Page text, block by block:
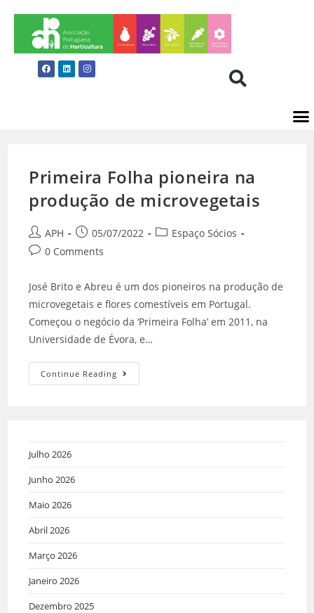
Primeira Folha pioneira na
produção de microvegetais
APH 05/07/2022
Espaço Sócios
0 Comments
José Brito e Abreu é um dos pioneiros na produção de
microvegetais e flores comestíveis em Portugal.
Começou o negócio da ‘Primeira Folha’ em 2011, na
Universidade de Évora, e…
Continue Reading
Julho 2026
Junho 2026
Maio 2026
Abril 2026
Março 2026
Janeiro 2026
Dezembro 2025